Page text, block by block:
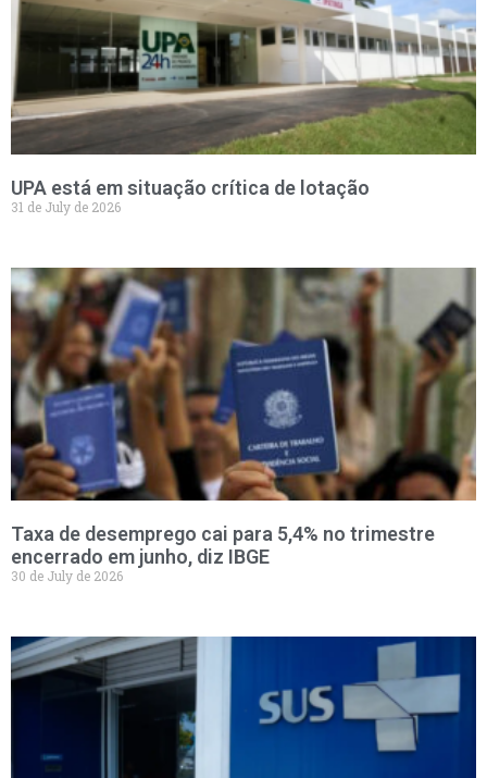
UPA está em situação crítica de lotação
31 de July de 2026
Taxa de desemprego cai para 5,4% no trimestre
encerrado em junho, diz IBGE
30 de July de 2026